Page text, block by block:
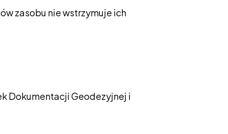
zasobu nie wstrzymuje ich
Dokumentacji Geodezyjnej i